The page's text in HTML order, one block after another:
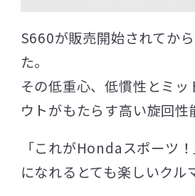
S660が販売開始されてか
た。
その低重心、低慣性とミッ
ウトがもたらす高い旋回性
「これがHondaスポーツ
になれるとても楽しいクル